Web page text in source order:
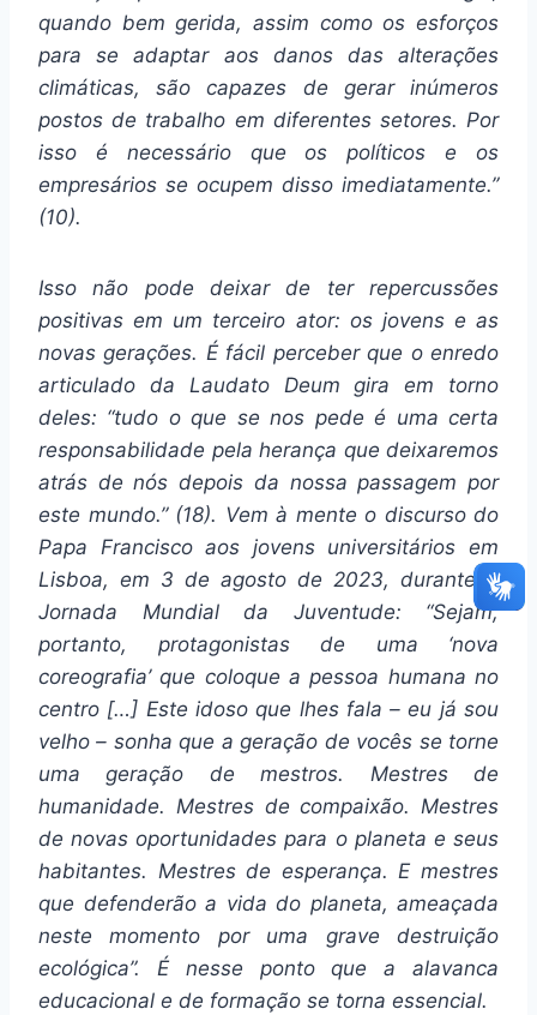
quando bem gerida, assim como os esforços
para se adaptar aos danos das alterações
climáticas, são capazes de gerar inúmeros
postos de trabalho em diferentes setores. Por
isso é necessário que os políticos e os
empresários se ocupem disso imediatamente.”
(10).
Isso não pode deixar de ter repercussões
positivas em um terceiro ator: os jovens e as
novas gerações. É fácil perceber que o enredo
articulado da Laudato Deum gira em torno
deles: “tudo o que se nos pede é uma certa
responsabilidade pela herança que deixaremos
atrás de nós depois da nossa passagem por
este mundo.” (18). Vem à mente o discurso do
Papa Francisco aos jovens universitários em
Lisboa, em 3 de agosto de 2023, durante a
Jornada Mundial da Juventude: “Sejam,
portanto, protagonistas de uma ‘nova
coreografia’ que coloque a pessoa humana no
centro […] Este idoso que lhes fala – eu já sou
velho – sonha que a geração de vocês se torne
uma geração de mestros. Mestres de
humanidade. Mestres de compaixão. Mestres
de novas oportunidades para o planeta e seus
habitantes. Mestres de esperança. E mestres
que defenderão a vida do planeta, ameaçada
neste momento por uma grave destruição
ecológica”. É nesse ponto que a alavanca
educacional e de formação se torna essencial.